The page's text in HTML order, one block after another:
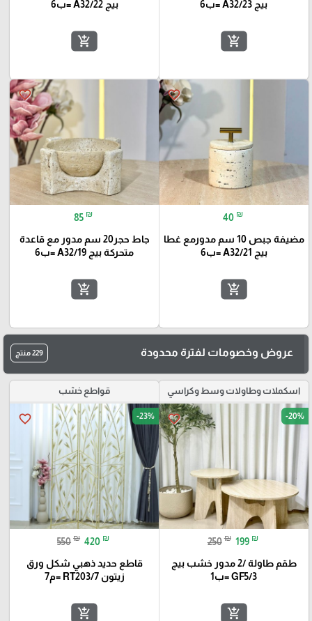
بيج A32/23 =ب6
add_shopping_cart
بيج A32/22 =ب6
add_shopping_cart
favorite_border
40 ₪
مضيفة جبص 10 سم مدورمع غطا
بيج A32/21 =ب6
add_shopping_cart
favorite_border
85 ₪
جاط حجر20 سم مدور مع قاعدة
متحركة بيج A32/19 =ب6
add_shopping_cart
عروض وخصومات لفترة محدودة 229 منتج
اسكملات وطاولات وسط وكراسي
favorite_border -20%
250 ₪ 199 ₪
طقم طاولة /2 مدور خشب بيج
GF5/3 =ب1
add_shopping_cart
قواطع خشب
favorite_border -23%
550 ₪ 420 ₪
قاطع حديد ذهبي شكل ورق
زيتون RT203/7 =م7
add_shopping_cart